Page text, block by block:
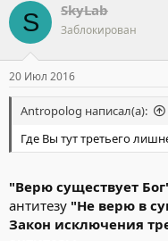
S SkyLab
Заблокирован
20 Июл 2016
Antropolog написал(а):
Где Вы тут третьего
"Верю существует
антитезу "Не верю в
Закон исключения